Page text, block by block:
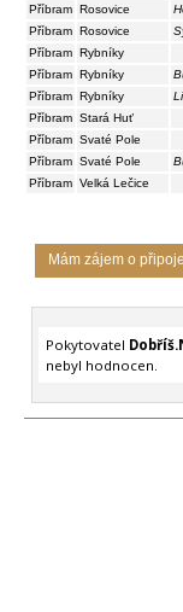
Příbram Rosovice
Příbram Rosovice
Příbram Rybníky
Příbram Rybníky
Příbram Rybníky
Příbram Stará Huť
Příbram Svaté Pole
Příbram Svaté Pole
Příbram Velká Lečice
Mám zájem o
Pokytovatel
nebyl hodnocen.